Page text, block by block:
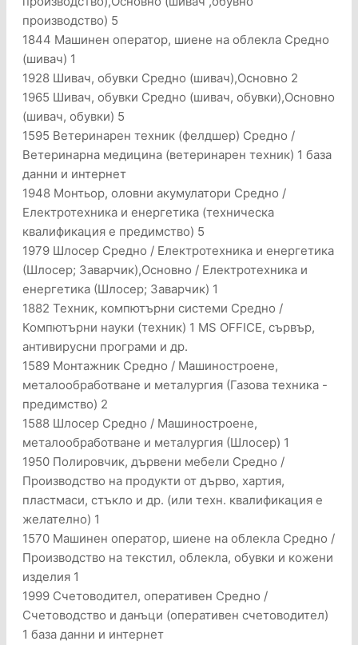
производство) 5
1844 Машинен оператор, шиене на облекла Средно
(шивач) 1
1928 Шивач, обувки Средно (шивач),Основно 2
1965 Шивач, обувки Средно (шивач, обувки),Основно
(шивач, обувки) 5
1595 Ветеринарен техник (фелдшер) Средно /
Ветеринарна медицина (ветеринарен техник) 1 база
данни и интернет
1948 Монтьор, оловни акумулатори Средно /
Електротехника и енергетика (техническа
квалификация е предимство) 5
1979 Шлосер Средно / Електротехника и енергетика
(Шлосер; Заварчик),Основно / Електротехника и
енергетика (Шлосер; Заварчик) 1
1882 Техник, компютърни системи Средно /
Компютърни науки (техник) 1 MS OFFICE, сървър,
антивирусни програми и др.
1589 Монтажник Средно / Машиностроене,
металообработване и металургия (Газова техника -
предимство) 2
1588 Шлосер Средно / Машиностроене,
металообработване и металургия (Шлосер) 1
1950 Полировчик, дървени мебели Средно /
Производство на продукти от дърво, хартия,
пластмаси, стъкло и др. (или техн. квалификация е
желателно) 1
1570 Машинен оператор, шиене на облекла Средно /
Производство на текстил, облекла, обувки и кожени
изделия 1
1999 Счетоводител, оперативен Средно /
Счетоводство и данъци (оперативен счетоводител)
1 база данни и интернет